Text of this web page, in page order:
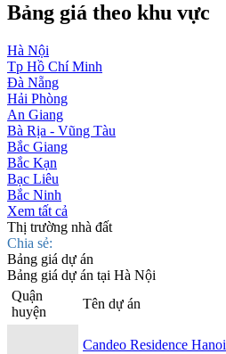
Bảng giá theo khu vực
Hà Nội
Tp Hồ Chí Minh
Đà Nẵng
Hải Phòng
An Giang
Bà Rịa - Vũng Tàu
Bắc Giang
Bắc Kạn
Bạc Liêu
Bắc Ninh
Xem tất cả
Thị trường nhà đất
Chia sẻ:
Bảng giá dự án
Bảng giá dự án tại Hà Nội
Quận
huyện
Tên dự án
Candeo Residence Hanoi